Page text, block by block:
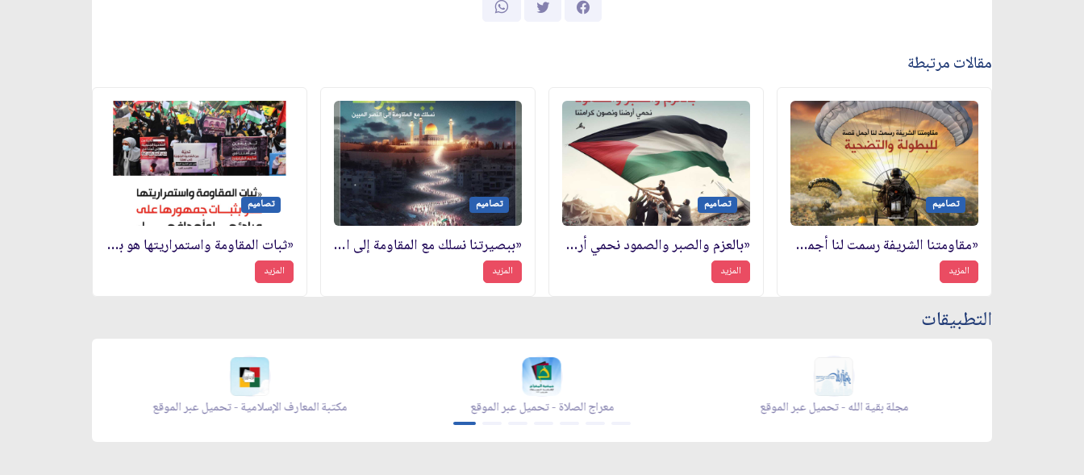
مقالات مرتبطة
تصاميم
«مقاومتنا الشريفة رسمت لنا أجمل قصة للبطولة والتضحية»
المزيد
تصاميم
«بالعزم والصبر والصمود نحمي أرضنا ونصون كرامتنا»
المزيد
تصاميم
«ببصيرتنا نسلك مع المقاومة إلى النصر المبين»
المزيد
تصاميم
«ثبات المقاومة واستمراريتها هو بثبات جمهورها على مبادئها وأهدافها»
المزيد
التطبيقات
زاد شهر رمضان - تحميل عبر الموقع زاد شهر رمضان - appstore زاد شهر رمضان - appgallery